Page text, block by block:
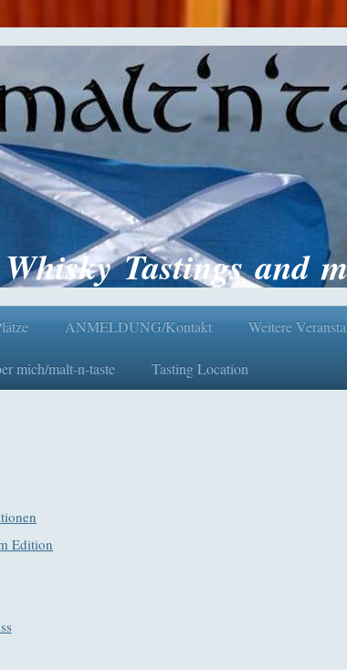
Tastings and
ANMELDUNG/Kontakt Weitere
mich/malt-n-taste Tasting Location
Edition